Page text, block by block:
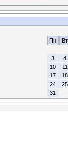
Пн
Вт
3
4
10
11
17
18
24
25
31